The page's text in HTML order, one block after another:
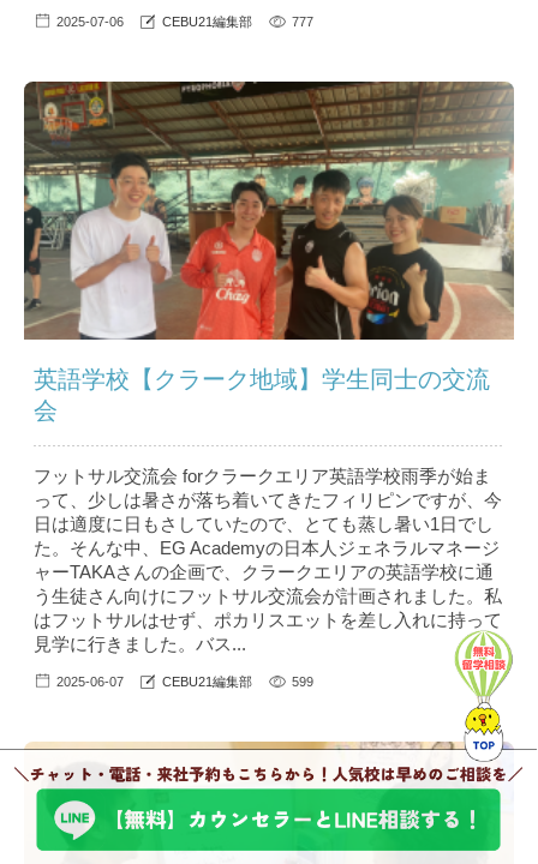
2025-07-06 CEBU21編集部 777
英語学校【クラーク地域】学生同士の交流
会
フットサル交流会 forクラークエリア英語学校雨季が始ま
って、少しは暑さが落ち着いてきたフィリピンですが、今
日は適度に日もさしていたので、とても蒸し暑い1日でし
た。そんな中、EG Academyの日本人ジェネラルマネージ
ャーTAKAさんの企画で、クラークエリアの英語学校に通
う生徒さん向けにフットサル交流会が計画されました。私
はフットサルはせず、ポカリスエットを差し入れに持って
見学に行きました。バス...
2025-06-07 CEBU21編集部 599